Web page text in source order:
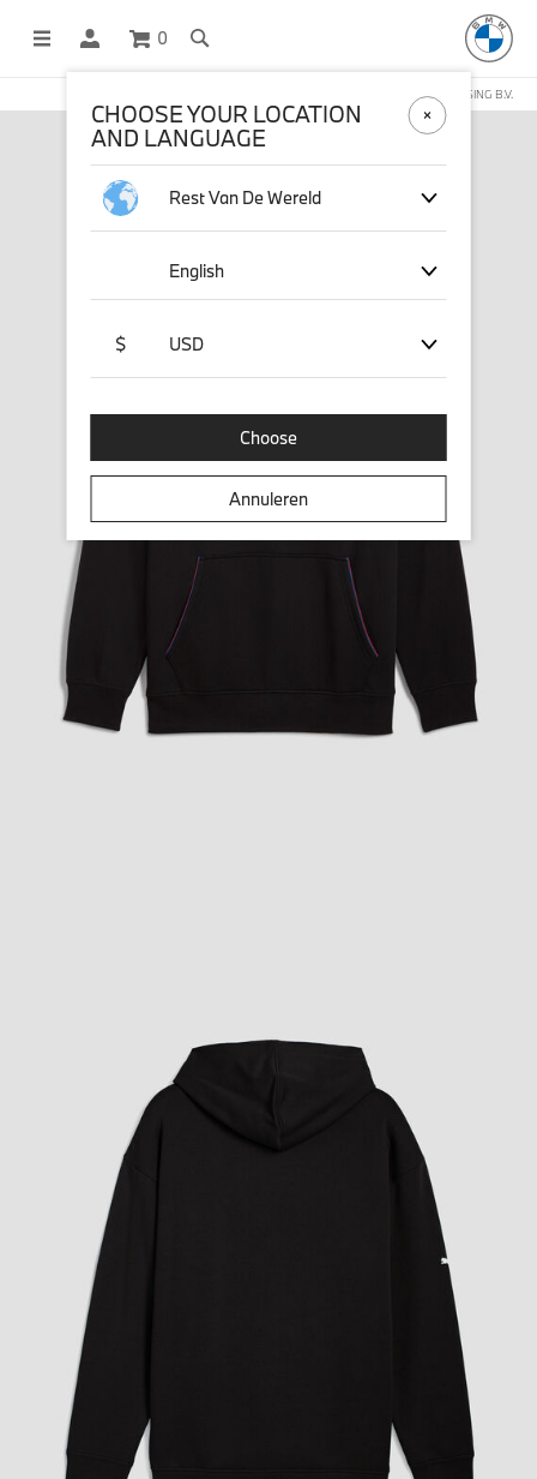
0
DEZE WEBSHOP WORDT BEHEERD DOOR STICHD SPORTMERCHANDISING B.V.
CHOOSE YOUR LOCATION
AND LANGUAGE
Rest Van De Wereld
English
$ USD
Choose
Annuleren